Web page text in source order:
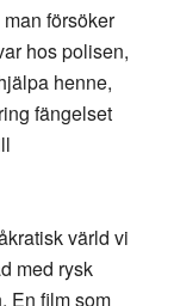
försöker
hos polisen,
henne,
fängelset
värld vi
med rysk
En film som